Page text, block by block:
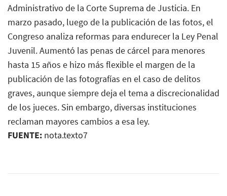
Administrativo de la Corte Suprema de Justicia. En
marzo pasado, luego de la publicación de las fotos, el
Congreso analiza reformas para endurecer la Ley Penal
Juvenil. Aumentó las penas de cárcel para menores
hasta 15 años e hizo más flexible el margen de la
publicación de las fotografías en el caso de delitos
graves, aunque siempre deja el tema a discrecionalidad
de los jueces. Sin embargo, diversas instituciones
reclaman mayores cambios a esa ley.
FUENTE: nota.texto7